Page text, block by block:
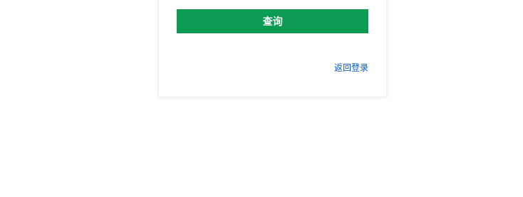
返回登录